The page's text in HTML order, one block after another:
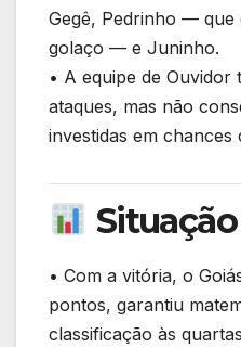
Gegê, Pedrinho — que
golaço — e Juninho.
• A equipe de
ataques, mas não
investidas em chances
• Com a vitória, o
pontos, garantiu
classificação às